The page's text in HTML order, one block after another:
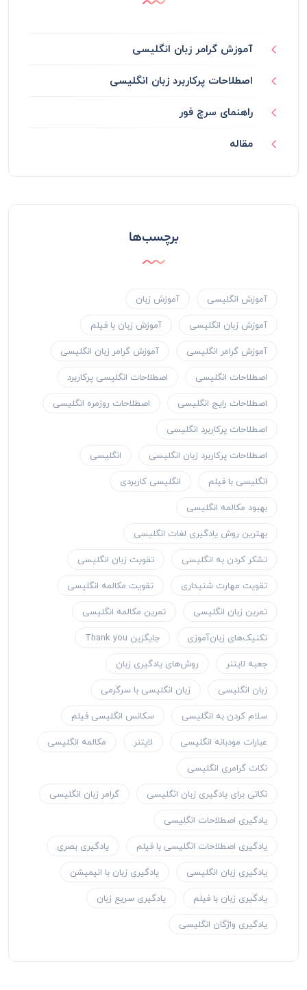
آموزش گرامر زبان انگلیسی
اصطلاحات پرکاربرد زبان انگلیسی
راهنمای سرچ فور
مقاله
برچسب‌ها
آموزش انگلیسی
آموزش زبان
آموزش زبان انگلیسی
آموزش زبان با فیلم
آموزش گرامر انگلیسی
آموزش گرامر زبان انگلیسی
اصطلاحات انگلیسی
اصطلاحات انگلیسی پرکاربرد
اصطلاحات رایج انگلیسی
اصطلاحات روزمره انگلیسی
اصطلاحات پرکاربرد انگلیسی
اصطلاحات پرکاربرد زبان انگلیسی
انگلیسی
انگلیسی با فیلم
انگلیسی کاربردی
بهبود مکالمه انگلیسی
بهترین روش یادگیری لغات انگلیسی
تشکر کردن به انگلیسی
تقویت زبان انگلیسی
تقویت مهارت شنیداری
تقویت مکالمه انگلیسی
تمرین زبان انگلیسی
تمرین مکالمه انگلیسی
تکنیک‌های زبان‌آموزی
جایگزین Thank you
جعبه لایتنر
روش‌های یادگیری زبان
زبان انگلیسی
زبان انگلیسی با سرگرمی
سلام کردن به انگلیسی
سکانس انگلیسی فیلم
عبارات مودبانه انگلیسی
لایتنر
مکالمه انگلیسی
نکات گرامری انگلیسی
نکاتی برای یادگیری زبان انگلیسی
گرامر زبان انگلیسی
یادگیری اصطلاحات انگلیسی
یادگیری اصطلاحات انگلیسی با فیلم
یادگیری بصری
یادگیری زبان انگلیسی
یادگیری زبان با انیمیشن
یادگیری زبان با فیلم
یادگیری سریع زبان
یادگیری واژگان انگلیسی